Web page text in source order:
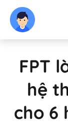
FPT
hệ
cho 6